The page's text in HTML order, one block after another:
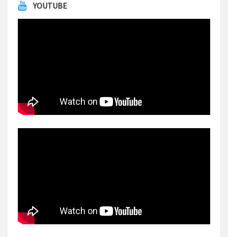
YOUTUBE